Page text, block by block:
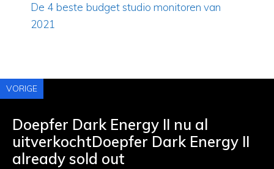
De 4 beste budget studio monitoren van
2021
VORIGE
Doepfer Dark Energy II nu al
uitverkochtDoepfer Dark Energy II
already sold out